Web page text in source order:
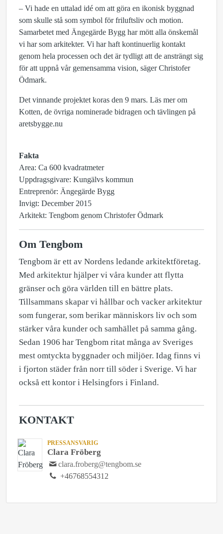
– Vi hade en uttalad idé om att göra en ikonisk byggnad
som skulle stå som symbol för friluftsliv och motion.
Samarbetet med Ängegärde Bygg har mött alla önskemål
vi har som arkitekter. Vi har haft kontinuerlig kontakt
genom hela processen och det är tydligt att de ansträngt sig
för att uppnå vår gemensamma vision, säger Christofer
Ödmark.
Det vinnande projektet koras den 9 mars. Läs mer om
Kotten, de övriga nominerade bidragen och tävlingen på
aretsbygge.nu
Fakta
Area: Ca 600 kvadratmeter
Uppdragsgivare: Kungälvs kommun
Entreprenör: Ängegärde Bygg
Invigt: December 2015
Arkitekt: Tengbom genom Christofer Ödmark
Om Tengbom
Tengbom är ett av Nordens ledande arkitektföretag.
Med arkitektur hjälper vi våra kunder att flytta
gränser och göra världen till en bättre plats.
Tillsammans skapar vi hållbar och vacker arkitektur
som fungerar, som berikar människors liv och som
stärker våra kunder och samhället på samma gång.
Sedan 1906 har Tengbom ritat många av Sveriges
mest omtyckta byggnader och miljöer. Idag finns vi
i fjorton städer från norr till söder i Sverige. Vi har
också ett kontor i Helsingfors i Finland.
KONTAKT
PRESSANSVARIG
Clara Fröberg
clara.froberg@tengbom.se
+46768554312